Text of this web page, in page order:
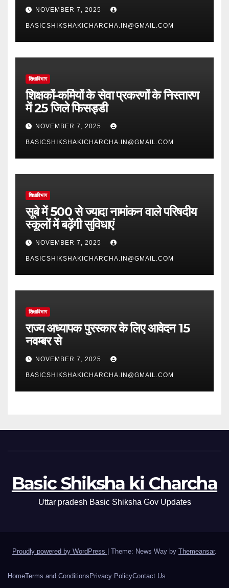
NOVEMBER 7, 2025
BASICSHIKSHAKICHARCHA.IN@GMAIL.COM
शिक्षाविभाग
शिक्षकों-कर्मियों के सेवा प्रकरणों के निस्तारण
में 25 जिले फिसड्डी
NOVEMBER 7, 2025
BASICSHIKSHAKICHARCHA.IN@GMAIL.COM
शिक्षाविभाग
सूबे में 500 से ज्यादा नामांकन वाले परिषदीय
स्कूलों में बढ़ेंगी सुविधाएं
NOVEMBER 7, 2025
BASICSHIKSHAKICHARCHA.IN@GMAIL.COM
शिक्षाविभाग
राज्य अध्यापक पुरस्कार के लिए आवेदन 15
नवम्बर से
NOVEMBER 7, 2025
BASICSHIKSHAKICHARCHA.IN@GMAIL.COM
Basic Shiksha ki Charcha
Uttar pradesh Basic Shiksha Gov Updates
Proudly powered by WordPress | Theme: News Way by Themeansar.
HomeTerms and Conditions Privacy PolicyContact Us